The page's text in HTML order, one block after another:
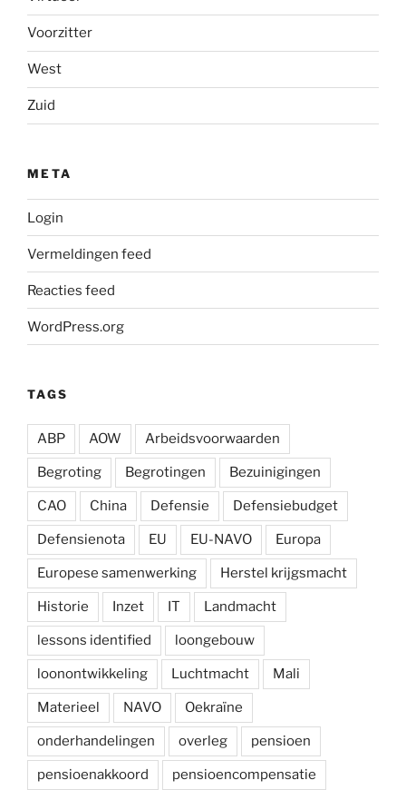
Voorzitter
West
Zuid
META
Login
Vermeldingen feed
Reacties feed
WordPress.org
TAGS
ABP AOW Arbeidsvoorwaarden
Begroting Begrotingen Bezuinigingen
CAO China Defensie Defensiebudget
Defensienota EU EU-NAVO Europa
Europese samenwerking Herstel krijgsmacht
Historie Inzet IT Landmacht
lessons identified loongebouw
loonontwikkeling Luchtmacht Mali
Materieel NAVO Oekraïne
onderhandelingen overleg pensioen
pensioenakkoord pensioencompensatie